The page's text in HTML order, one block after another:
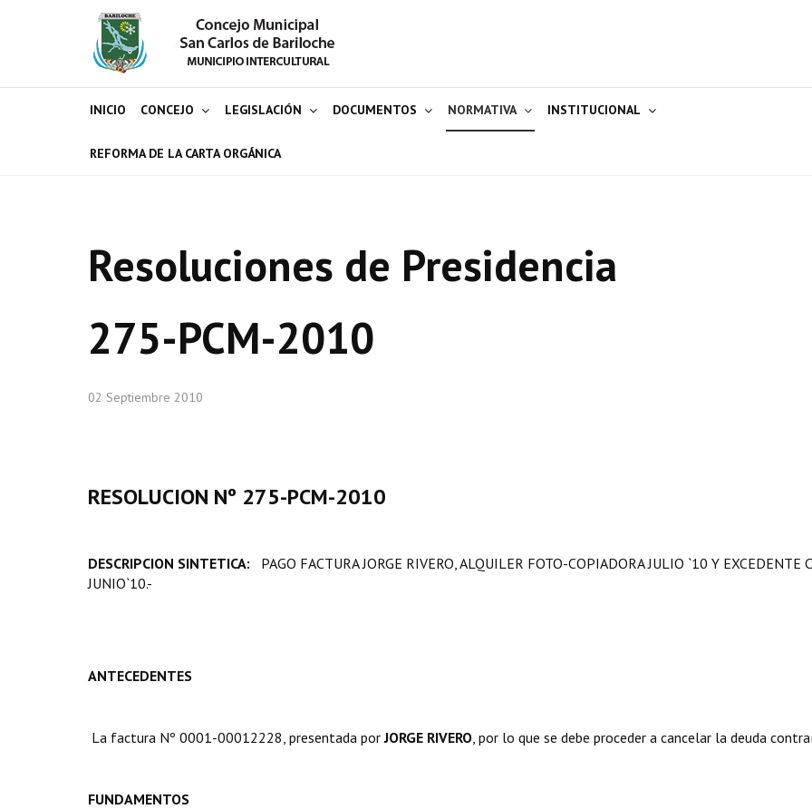
INICIO CONCEJO LEGISLACIÓN DOCUMENTOS NORMATIVA INSTITUCIONAL
REFORMA DE LA CARTA ORGÁNICA
Resoluciones de Presidencia
275-PCM-2010
02 Septiembre 2010
RESOLUCION Nº 275-PCM-2010
DESCRIPCION SINTETICA: PAGO FACTURA JORGE RIVERO, ALQUILER FOTO-COPIADORA JULIO `10 Y EXCEDENTE
JUNIO`10.-
ANTECEDENTES
La factura Nº 0001-00012228, presentada porJORGE RIVERO, por lo que se debe proceder a cancelar la deuda
FUNDAMENTOS